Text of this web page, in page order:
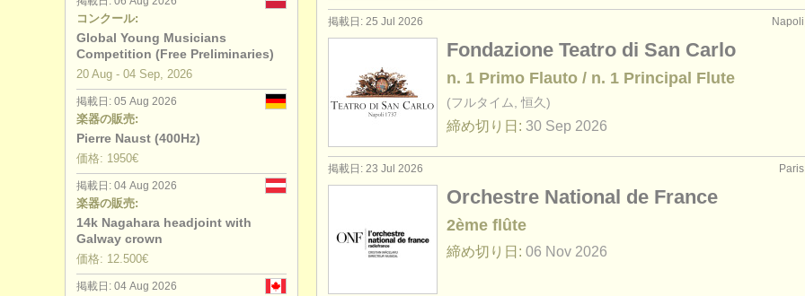
掲載日: 25 Jul 2026
Fondazione Teatro di San Carlo
n. 1 Primo Flauto / n. 1 Principal Flute
(フルタイム, 恒久)
締め切り日: 30 Sep 2026
掲載日: 23 Jul 2026
Orchestre National de France
2ème flûte
締め切り日: 06 Nov 2026
コンクール:
Global Young Musicians
Competition (Free Preliminaries)
20 Aug - 04 Sep, 2026
掲載日: 05 Aug 2026
楽器の販売:
Pierre Naust (400Hz)
価格: 1950€
掲載日: 04 Aug 2026
楽器の販売:
14k Nagahara headjoint with
Galway crown
価格: 12.500€
掲載日: 04 Aug 2026